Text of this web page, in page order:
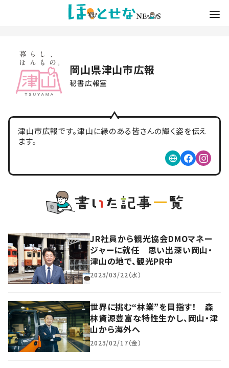
岡山県津山市広報
秘書広報室
津山市広報です。津山に縁のある皆さんの輝く姿を伝え
ます。
JR社員から観光協会DMOマネー
ジャーに就任 思い出深い岡山・
津山の地で、観光PR中
2023/03/22（水）
世界に挑む“林業”を目指す！ 森
林資源豊富な特性生かし、岡山・津
山から海外へ
2023/02/17（金）